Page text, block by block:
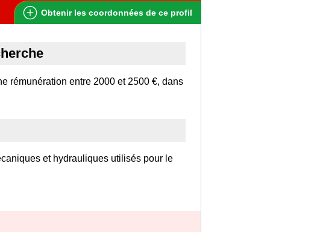
Obtenir les coordonnées de ce profil
rémunération entre 2000 et 2500 €, dans
et hydrauliques utilisés pour le